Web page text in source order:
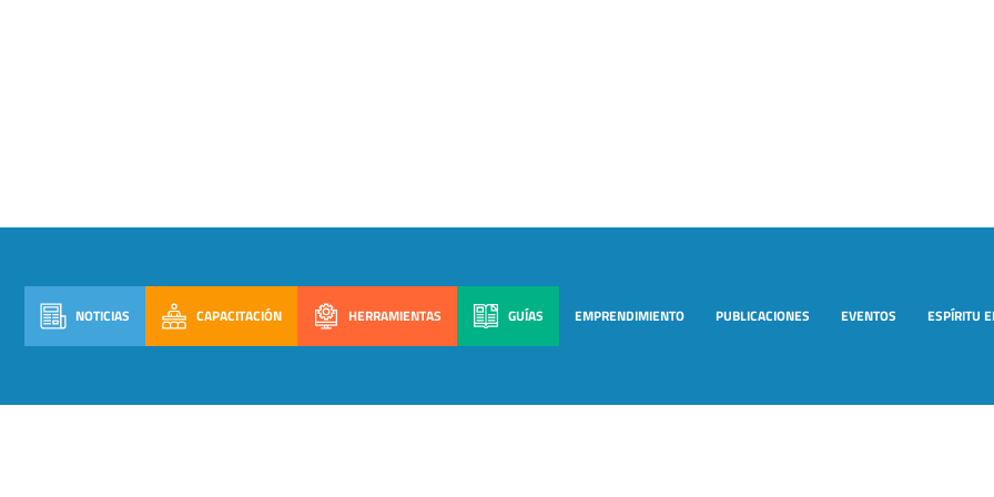
NOTICIAS CAPACITACIÓN HERRAMIENTAS GUÍAS EMPRENDIMIENTO PUBLICACIONES EVENTOS ESPÍRITU